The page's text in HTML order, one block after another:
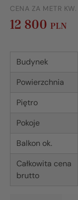
CENA ZA METR KW.
12 800 PLN
Budynek
Powierzchnia
Piętro
Pokoje
Balkon ok.
Całkowita cena
brutto